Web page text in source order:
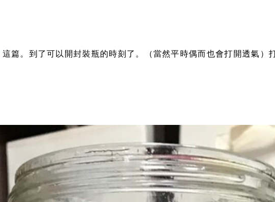
這篇。 到了可以開封裝瓶的時刻了。
（當然平時偶而也會打開透氣